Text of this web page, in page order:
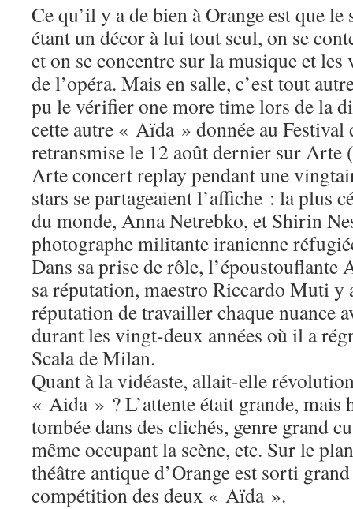
Ce qu’il y a de bien à Orange est que
étant un décor à lui tout seul, on se
et on se concentre sur la musique et les
de l’opéra. Mais en salle, c’est tout
pu le vérifier one more time lors de la
cette autre « Aïda » donnée au Festival
retransmise le 12 août dernier sur
Arte concert replay pendant une
stars se partageaient l’affiche : la plus
du monde, Anna Netrebko, et Shirin
photographe militante iranienne
Dans sa prise de rôle, l’époustouflante
sa réputation, maestro Riccardo Muti y
réputation de travailler chaque nuance
durant les vingt-deux années où il a
Scala de Milan.
Quant à la vidéaste, allait-elle
« Aida » ? L’attente était grande, mais
tombée dans des clichés, genre grand
même occupant la scène, etc. Sur le
théâtre antique d’Orange est sorti
compétition des deux « Aïda ».